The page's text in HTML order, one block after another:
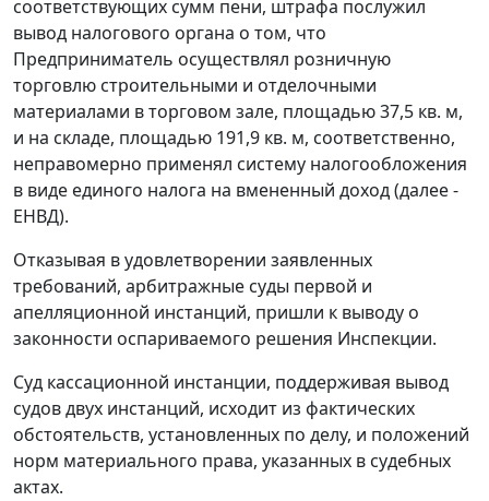
соответствующих сумм пени, штрафа послужил
вывод налогового органа о том, что
Предприниматель осуществлял розничную
торговлю строительными и отделочными
материалами в торговом зале, площадью 37,5 кв. м,
и на складе, площадью 191,9 кв. м, соответственно,
неправомерно применял систему налогообложения
в виде единого налога на вмененный доход (далее -
ЕНВД).
Отказывая в удовлетворении заявленных
требований, арбитражные суды первой и
апелляционной инстанций, пришли к выводу о
законности оспариваемого решения Инспекции.
Суд кассационной инстанции, поддерживая вывод
судов двух инстанций, исходит из фактических
обстоятельств, установленных по делу, и положений
норм материального права, указанных в судебных
актах.